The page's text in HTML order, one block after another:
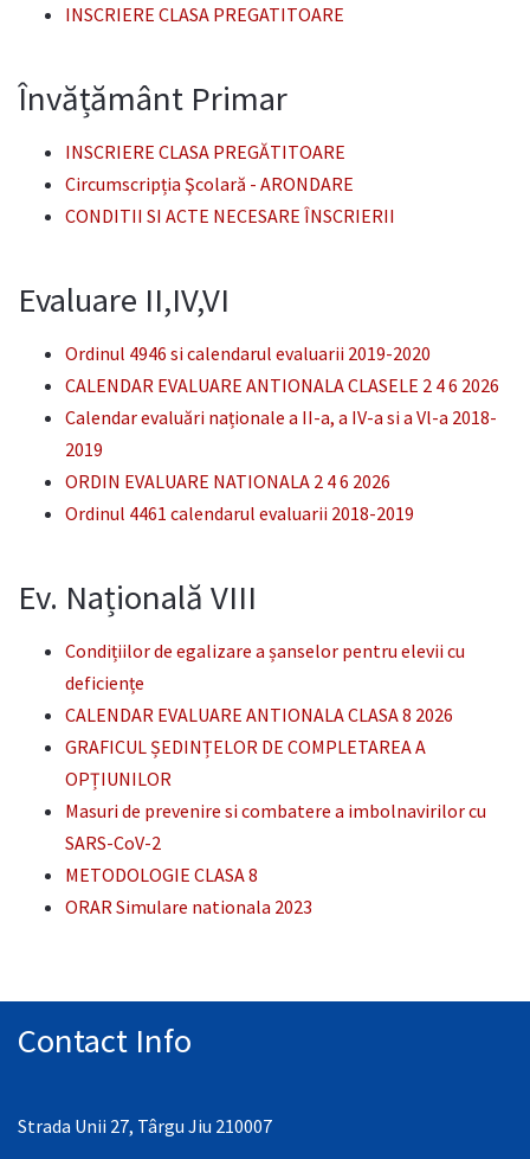
INSCRIERE CLASA PREGATITOARE
Învățământ Primar
INSCRIERE CLASA PREGĂTITOARE
Circumscripția Şcolară - ARONDARE
CONDITII SI ACTE NECESARE ÎNSCRIERII
Evaluare II,IV,VI
Ordinul 4946 si calendarul evaluarii 2019-2020
CALENDAR EVALUARE ANTIONALA CLASELE 2 4 6 2026
Calendar evaluări naționale a II-a, a IV-a si a Vl-a 2018-
2019
ORDIN EVALUARE NATIONALA 2 4 6 2026
Ordinul 4461 calendarul evaluarii 2018-2019
Ev. Națională VIII
Condițiilor de egalizare a șanselor pentru elevii cu
deficiențe
CALENDAR EVALUARE ANTIONALA CLASA 8 2026
GRAFICUL ȘEDINȚELOR DE COMPLETAREA A
OPȚIUNILOR
Masuri de prevenire si combatere a imbolnavirilor cu
SARS-CoV-2
METODOLOGIE CLASA 8
ORAR Simulare nationala 2023
Contact Info
Strada Unii 27, Târgu Jiu 210007